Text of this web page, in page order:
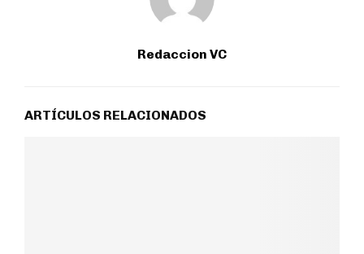
Redaccion VC
ARTÍCULOS RELACIONADOS